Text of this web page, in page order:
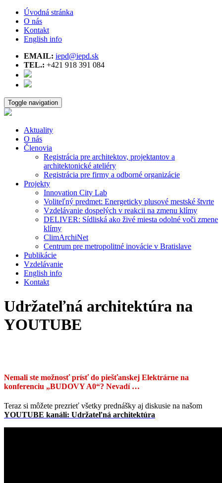
Úvodná stránka
O nás
Kontakt
English info
EMAIL: iepd@iepd.sk
TEL.: +421 918 391 084
Toggle navigation
Aktuality
O nás
Členovia
Registrácia pre architektov, projektantov a
architektonické ateliéry
Registrácia pre firmy a odborné organizácie
Projekty
Innovation City Lab
Voliteľný predmet: Energeticky plusové mestské štvrte
Vzdelávanie dospelých v reakcii na zmenu klímy
DELIVER: Sídliská ako živé miesta odolné voči zmene
klímy
ClimArchiNet
Centrum pre metropolitné inovácie v Bratislave
Publikácie
Vzdelávanie
English info
Kontakt
Udržateľná architektúra na
YOUTUBE
Nemali ste možnosť prísť do piešťanskej Elektrárne na
konferenciu „BUDOVY A0“? Nevadí …
Teraz si môžete prezrieť všetky prednášky aj diskusie na našom
YOUTUBE kanáli: Udržateľná architektúra